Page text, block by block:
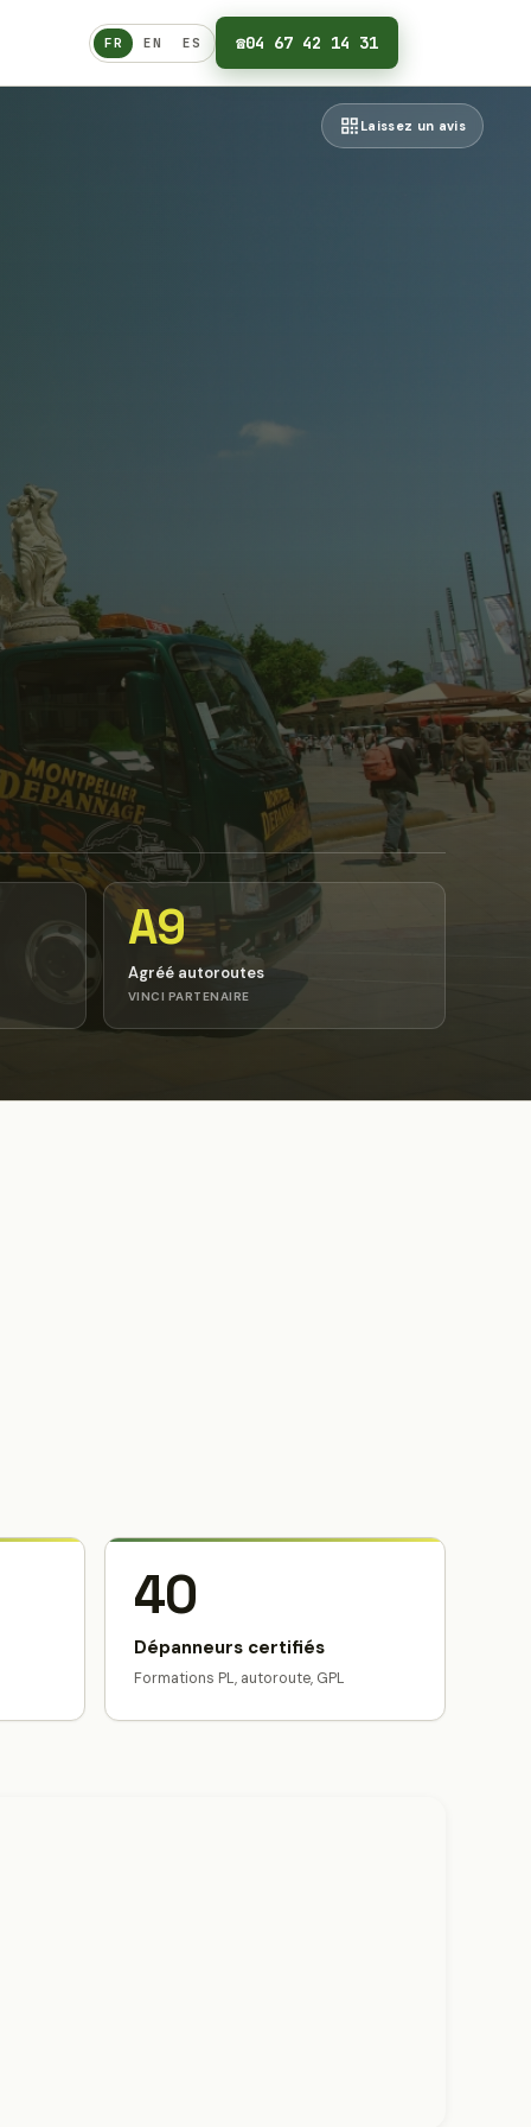
Français
FR EN ES ☎04 67 42 14 31
Laissez un avis
A9
Agréé autoroutes
VINCI PARTENAIRE
40
Dépanneurs certifiés
Formations PL, autoroute, GPL